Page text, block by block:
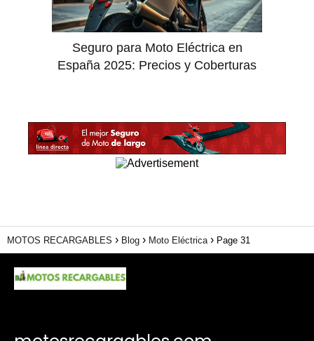
Seguro para Moto Eléctrica en
España 2025: Precios y Coberturas
MOTOS RECARGABLES Blog Moto Eléctrica Page 31